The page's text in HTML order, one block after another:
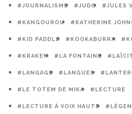
#JOURNALISME #JUDO #JULES
#KANGOUROU #KATHERINE
#KID PADDLE #KOOKABURRA
#KRAKEN #LA FONTAINE
#LANGAGE #LANGUES
#LE TOTEM DE MIKA #LECTURE
#LECTURE À VOIX HAUTE